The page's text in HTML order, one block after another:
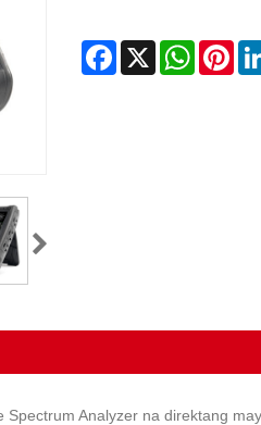
Facebook
X WhatsApp
Analyzer na direktang